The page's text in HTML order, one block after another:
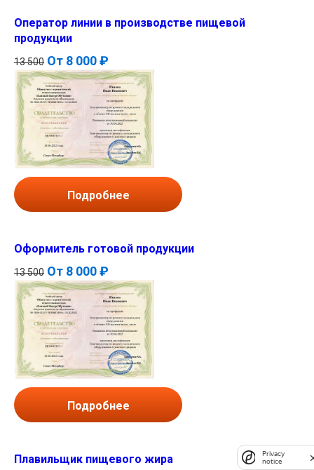
Оператор линии в производстве пищевой
продукции
13 500 От 8 000 ₽
Подробнее
Оформитель готовой продукции
13 500 От 8 000 ₽
Подробнее
Плавильщик пищевого жира
Privacy
notice